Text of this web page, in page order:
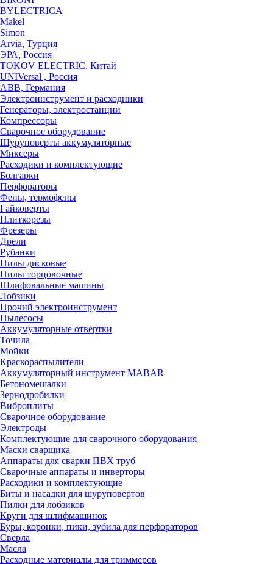
BYLECTRICA
Makel
Simon
Arvia, Турция
ЭРА, Россия
TOKOV ELECTRIC, Китай
UNIVersal , Россия
ABB, Германия
Электроинструмент и расходники
Генераторы, электростанции
Компрессоры
Сварочное оборудование
Шуруповерты аккумуляторные
Миксеры
Расходики и комплектующие
Болгарки
Перфораторы
Фены, термофены
Гайковерты
Плиткорезы
Фрезеры
Дрели
Рубанки
Пилы дисковые
Пилы торцовочные
Шлифовальные машины
Лобзики
Прочий электроинструмент
Пылесосы
Аккумуляторные отвертки
Точила
Мойки
Краскораспылители
Аккумуляторный инструмент MABAR
Бетономешалки
Зернодробилки
Виброплиты
Сварочное оборудование
Электроды
Комплектующие для сварочного оборудования
Маски сварщика
Аппараты для сварки ПВХ труб
Сварочные аппараты и инверторы
Расходики и комплектующие
Биты и насадки для шуруповертов
Пилки для лобзиков
Круги для шлифмашинок
Буры, коронки, пики, зубила для перфораторов
Сверла
Масла
Расходные материалы для триммеров